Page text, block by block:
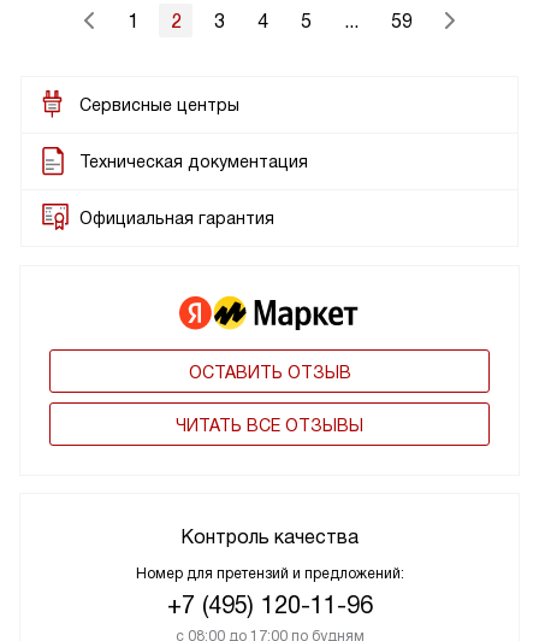
1 2 3 4 5 ... 59
Сервисные центры
Техническая документация
Официальная гарантия
ОСТАВИТЬ ОТЗЫВ
ЧИТАТЬ ВСЕ ОТЗЫВЫ
Контроль качества
Номер для претензий и предложений:
+7 (495) 120-11-96
с 08:00 до 17:00 по будням